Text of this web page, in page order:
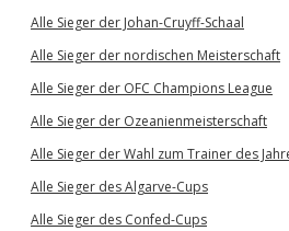
Alle Sieger der Johan-Cruyff-Schaal
Alle Sieger der nordischen Meisterschaft
Alle Sieger der OFC Champions League
Alle Sieger der Ozeanienmeisterschaft
Alle Sieger der Wahl zum Trainer des
Alle Sieger des Algarve-Cups
Alle Sieger des Confed-Cups